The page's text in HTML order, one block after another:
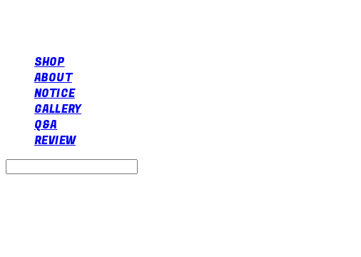
SHOP
ABOUT
NOTICE
GALLERY
Q&A
REVIEW